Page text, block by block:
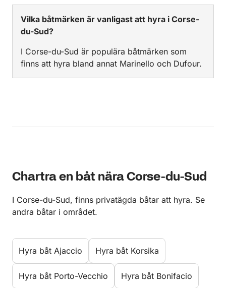
Vilka båtmärken är vanligast att hyra i Corse-
du-Sud?
I Corse-du-Sud är populära båtmärken som
finns att hyra bland annat Marinello och Dufour.
Chartra en båt nära Corse-du-Sud
I Corse-du-Sud, finns privatägda båtar att hyra. Se
andra båtar i området.
Hyra båt Ajaccio Hyra båt Korsika
Hyra båt Porto-Vecchio Hyra båt Bonifacio